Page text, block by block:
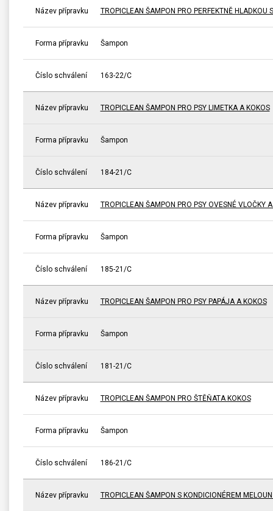
Název přípravku TROPICLEAN ŠAMPON PRO PERFEKTNĚ HLADKOU
Forma přípravku Šampon
Číslo schválení 163-22/C
Název přípravku TROPICLEAN ŠAMPON PRO PSY LIMETKA A KOKOS
Forma přípravku Šampon
Číslo schválení 184-21/C
Název přípravku TROPICLEAN ŠAMPON PRO PSY OVESNÉ VLOČKY
Forma přípravku Šampon
Číslo schválení 185-21/C
Název přípravku TROPICLEAN ŠAMPON PRO PSY PAPÁJA A KOKOS
Forma přípravku Šampon
Číslo schválení 181-21/C
Název přípravku TROPICLEAN ŠAMPON PRO ŠTĚŇATA KOKOS
Forma přípravku Šampon
Číslo schválení 186-21/C
Název přípravku TROPICLEAN ŠAMPON S KONDICIONÉREM